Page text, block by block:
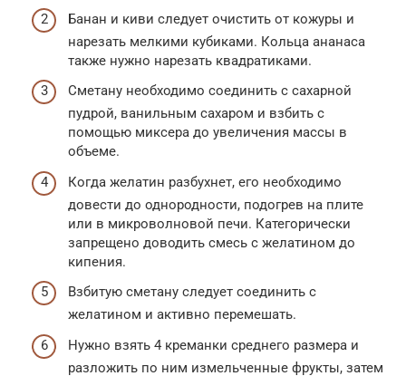
Банан и киви следует очистить от кожуры и
нарезать мелкими кубиками. Кольца ананаса
также нужно нарезать квадратиками.
Сметану необходимо соединить с сахарной
пудрой, ванильным сахаром и взбить с
помощью миксера до увеличения массы в
объеме.
Когда желатин разбухнет, его необходимо
довести до однородности, подогрев на плите
или в микроволновой печи. Категорически
запрещено доводить смесь с желатином до
кипения.
Взбитую сметану следует соединить с
желатином и активно перемешать.
Нужно взять 4 креманки среднего размера и
разложить по ним измельченные фрукты, затем